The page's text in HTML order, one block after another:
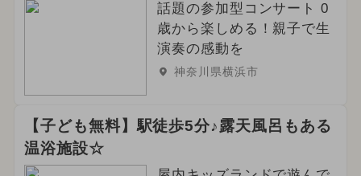
話題の参加型コンサート 0
歳から楽しめる！親子で生
演奏の感動を
神奈川県横浜市
【子ども無料】駅徒歩5分♪露天風呂もある
温浴施設☆